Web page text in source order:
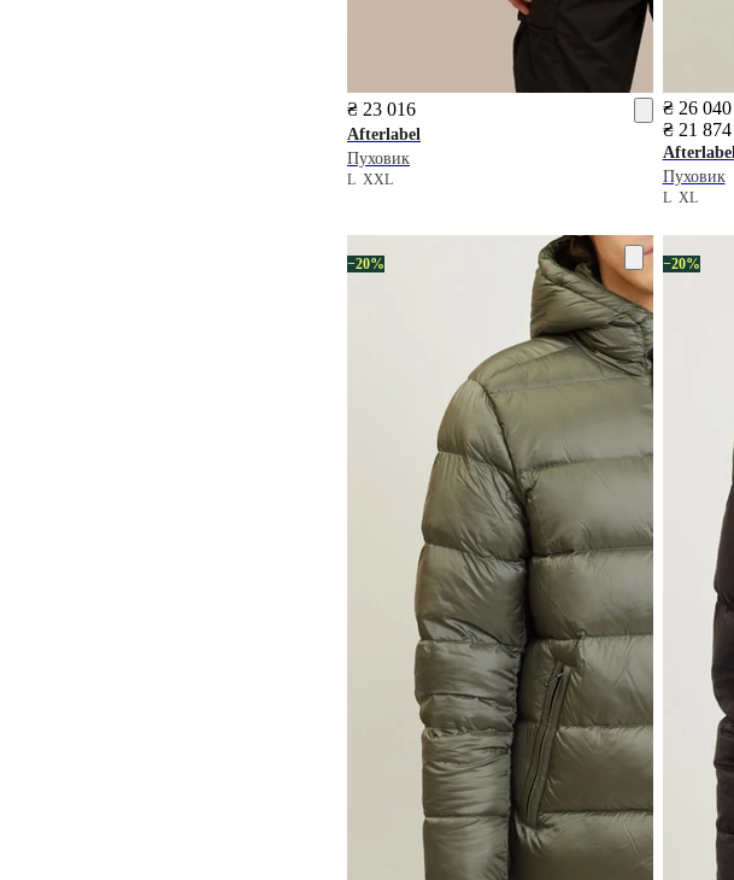
₴ 23 016
Afterlabel
Пуховик
L XXL
₴ 26 040
₴ 21 874
Afterlabel
Пуховик
L XL
−20% −20%